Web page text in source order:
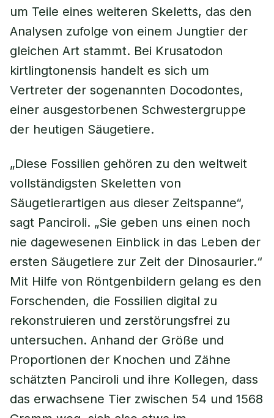
um Teile eines weiteren Skeletts, das den
Analysen zufolge von einem Jungtier der
gleichen Art stammt. Bei Krusatodon
kirtlingtonensis handelt es sich um
Vertreter der sogenannten Docodontes,
einer ausgestorbenen Schwestergruppe
der heutigen Säugetiere.
„Diese Fossilien gehören zu den weltweit
vollständigsten Skeletten von
Säugetierartigen aus dieser Zeitspanne“,
sagt Panciroli. „Sie geben uns einen noch
nie dagewesenen Einblick in das Leben der
ersten Säugetiere zur Zeit der Dinosaurier.“
Mit Hilfe von Röntgenbildern gelang es den
Forschenden, die Fossilien digital zu
rekonstruieren und zerstörungsfrei zu
untersuchen. Anhand der Größe und
Proportionen der Knochen und Zähne
schätzten Panciroli und ihre Kollegen, dass
das erwachsene Tier zwischen 54 und 1568